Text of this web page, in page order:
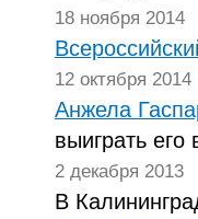
18 ноября 2014
12 октября 2014
Анжела
выиграть его
2 декабря 2013
В